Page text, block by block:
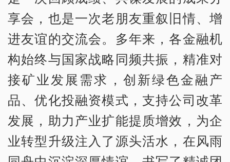
享会，也是一次老朋友重叙旧情、增
进友谊的交流会。多年来，各金融机
构始终与国家战略同频共振，精准对
接矿业发展需求，创新绿色金融产
品、优化投融资模式，支持公司改革
发展，助力产业扩能提质增效，为企
业转型升级注入了源头活水，在风雨